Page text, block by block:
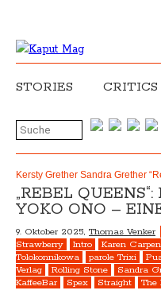
STORIES CRITICS
Kersty Grether Sandra Grether
„REBEL
YOKO ONO –
9. Oktober 2025, Thomas Venker
Strawberry
Intro Karen
Tolokonnikowa
parole Trixi
Verlag
Rolling Stone Sandra
KaffeeBar
Spex Straight The